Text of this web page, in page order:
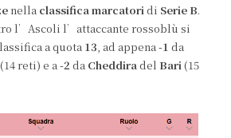
nella classifica marcatori di Serie B.
l’Ascoli l’attaccante rossoblù si
a quota 13 , ad appena -1 da
(14 reti) e a -2 da Cheddira del Bari (15